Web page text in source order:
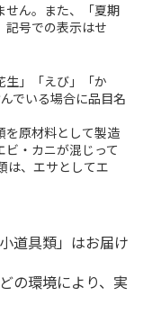
せん。また、「夏期
記号での表示はせ
生」「えび」「か
でいる場合に品目名
原材料として製造
・カニが混じって
は、エサとしてエ
道具類」はお届け
の環境により、実